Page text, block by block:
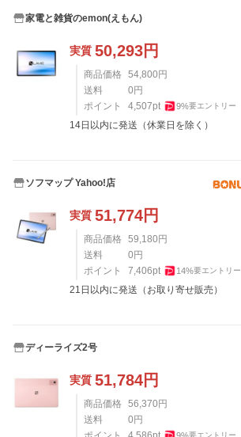
家電と雑貨のemon(えもん)
実質 50,293円
商品価格 54,800 円
送料
0 円
ポイント
4,507pt 9%要エントリー
14日以内に発送（休業日を除く）
ソフマップ Yahoo!店
実質 51,774円
商品価格 59,180 円
送料
0 円
ポイント
7,406pt 14%要エントリー
21日以内に発送（お取り寄せ販売）
ディーライズ2号
実質 51,784円
商品価格 56,370 円
送料
0 円
要エントリー